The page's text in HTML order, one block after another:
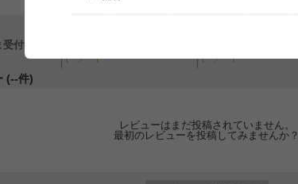
付中です
[---／---] [---／---]
(--件)
レビューはまだ投稿されていません。
最初のレビューを投稿してみませんか？